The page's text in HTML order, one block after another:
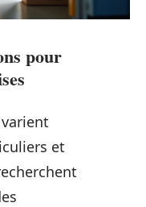
pour
et